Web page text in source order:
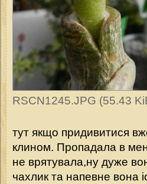
RSCN1245.JPG (55.43
тут якщо придивитися
клином. Пропадала в
не врятувала,ну дуже
чахлик та напевне вона